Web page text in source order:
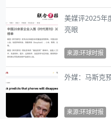
美媒评2025年
亮眼
来源:环球时报
外媒：马斯克
来源:环球时报